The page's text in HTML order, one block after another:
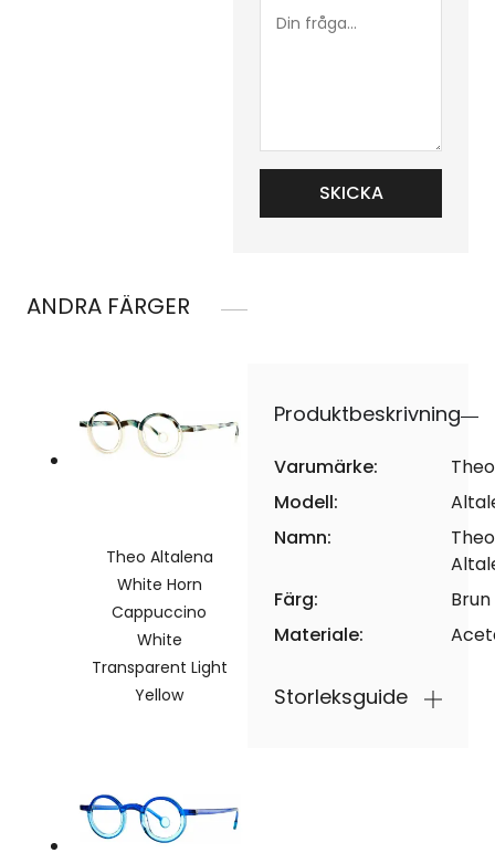
fråga...
ANDRA FÄRGER
Theo Altalena
White Horn
Cappuccino
White
Transparent Light
Yellow
Produktbeskrivning
Varumärke:
Theo
Modell:
Namn:
Theo
Färg:
Brun
Materiale:
Storleksguide